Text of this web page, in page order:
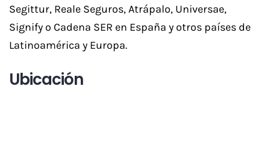
Segittur, Reale Seguros, Atrápalo, Universae,
Signify o Cadena SER en España y otros países de
Latinoamérica y Europa.
Ubicación